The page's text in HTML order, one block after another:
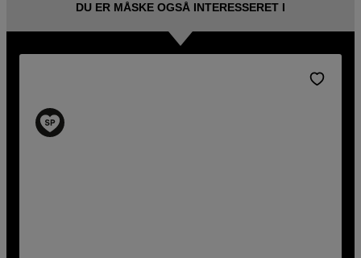
DU ER MÅSKE OGSÅ INTERESSERET I